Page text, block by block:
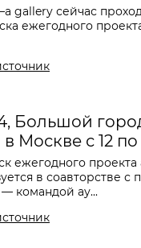
сейчас
ежегодного
Большой
Москве с 12 по
ежегодного
в соавторстве
командой ау...